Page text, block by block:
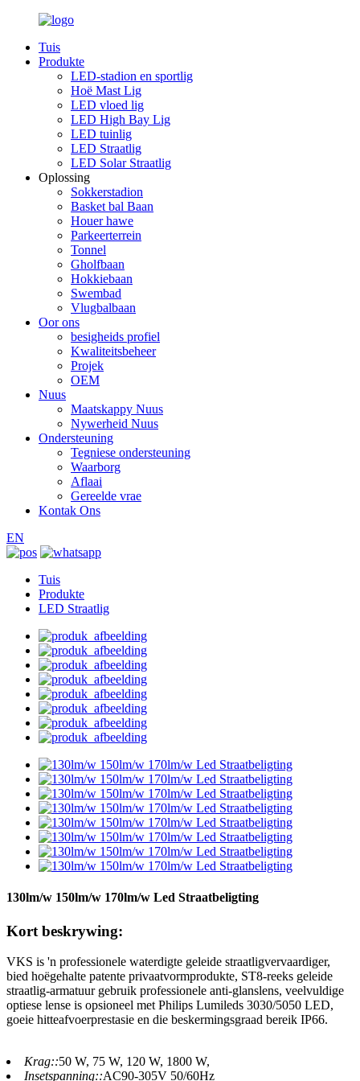
Tuis
Produkte
LED-stadion en sportlig
Hoë Mast Lig
LED vloed lig
LED High Bay Lig
LED tuinlig
LED Straatlig
LED Solar Straatlig
Oplossing
Sokkerstadion
Basket bal Baan
Houer hawe
Parkeerterrein
Tonnel
Gholfbaan
Hokkiebaan
Swembad
Vlugbalbaan
Oor ons
besigheids profiel
Kwaliteitsbeheer
Projek
OEM
Nuus
Maatskappy Nuus
Nywerheid Nuus
Ondersteuning
Tegniese ondersteuning
Waarborg
Aflaai
Gereelde vrae
Kontak Ons
EN
Tuis
Produkte
LED Straatlig
130lm/w 150lm/w 170lm/w Led Straatbeligting
Kort beskrywing:
VKS is 'n professionele waterdigte geleide straatligvervaardiger,
bied hoëgehalte patente privaatvormprodukte, ST8-reeks geleide
straatlig-armatuur gebruik professionele anti-glanslens, veelvuldige
optiese lense is opsioneel met Philips Lumileds 3030/5050 LED,
goeie hitteafvoerprestasie en die beskermingsgraad bereik IP66.
Krag::50 W, 75 W, 120 W, 1800 W,
Insetspanning::AC90-305V 50/60Hz